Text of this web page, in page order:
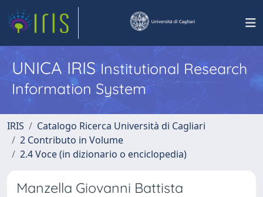
UNICA IRISInstitutional Research
Information System
IRIS
Catalogo Ricerca Università di Cagliari
2 Contributo in Volume
2.4 Voce (in dizionario o enciclopedia)
Manzella Giovanni Battista